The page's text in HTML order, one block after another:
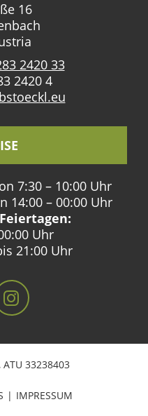
16
2420 33
2420 4
7:30 – 10:00 Uhr
14:00 – 00:00 Uhr
Uhr
21:00 Uhr
ATU 33238403
IMPRESSUM